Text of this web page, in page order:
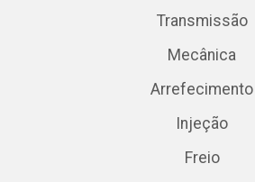
Transmissão
Mecânica
Arrefecimento
Injeção
Freio